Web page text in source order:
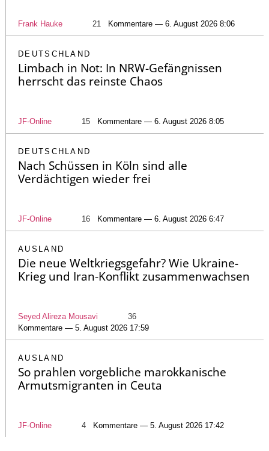
Frank Hauke 21 Kommentare — 6. August 2026 8:06
DEUTSCHLAND
Limbach in Not: In NRW-Gefängnissen
herrscht das reinste Chaos
JF-Online 15 Kommentare — 6. August 2026 8:05
DEUTSCHLAND
Nach Schüssen in Köln sind alle
Verdächtigen wieder frei
JF-Online 16 Kommentare — 6. August 2026 6:47
AUSLAND
Die neue Weltkriegsgefahr? Wie Ukraine-
Krieg und Iran-Konflikt zusammenwachsen
Seyed Alireza Mousavi
36
Kommentare — 5. August 2026 17:59
AUSLAND
So prahlen vorgebliche marokkanische
Armutsmigranten in Ceuta
JF-Online 4 Kommentare — 5. August 2026 17:42